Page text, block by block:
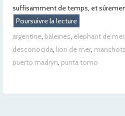
suffisamment de temps, et
Poursuivre la lecture
argentine, baleines, elephant de mer,
desconocida, lion de mer, manchots
puerto madryn, punta tomo